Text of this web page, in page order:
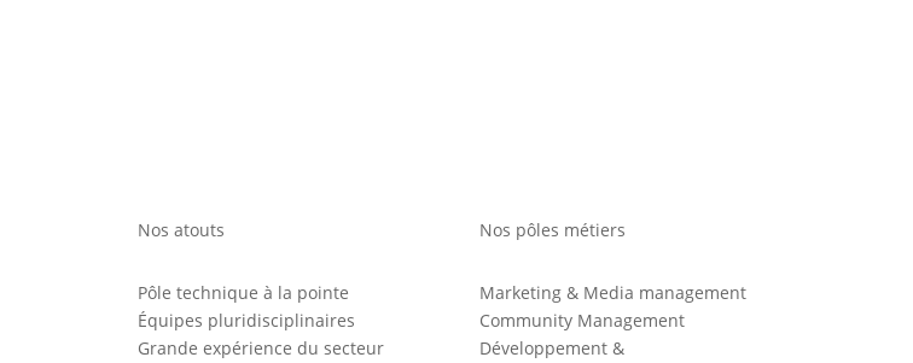
Nos atouts
Pôle technique à la pointe
Équipes pluridisciplinaires
Grande expérience du secteur
Nos pôles métiers
Marketing & Media management
Community Management
Développement &